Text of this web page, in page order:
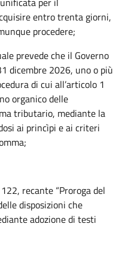
entro trenta giorni,
procedere;
prevede che il Governo
dicembre 2026, uno o più
di cui all’articolo 1
organico delle
tributario, mediante la
ai princìpi e ai criteri
recante “Proroga del
disposizioni che
adozione di testi